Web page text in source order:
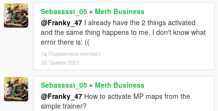
Sebasssst_05 » Meth Business
@Franky_47 I already have the 2 things activated
and the same thing happens to me, I don't know what
error there is: ((
Подивитися контекст
02 Травня 2021
Sebasssst_05 » Meth Business
@Franky_47 How to activate MP maps from the
simple trainer?